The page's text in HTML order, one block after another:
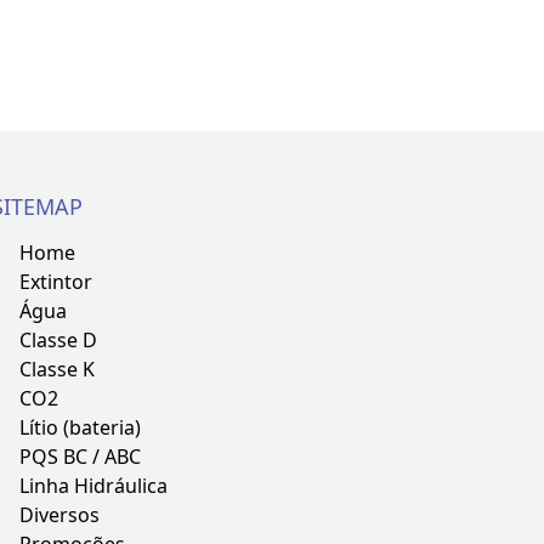
Home
Extintor
Água
Classe D
Classe K
CO2
Lítio (bateria)
PQS BC / ABC
Linha Hidráulica
Diversos